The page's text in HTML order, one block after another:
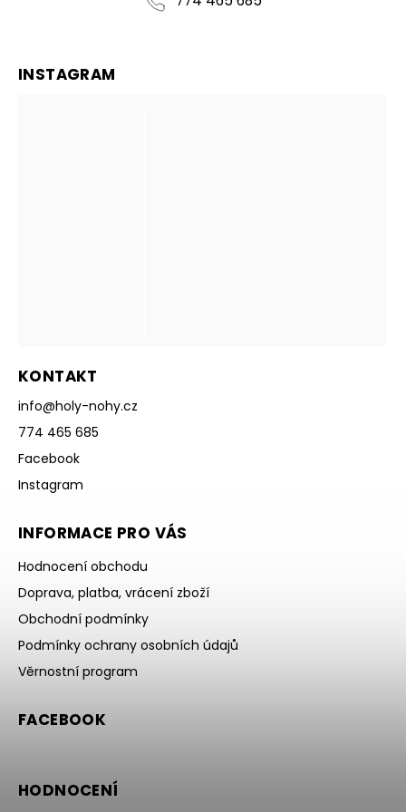
KONTAKT
info@holy-nohy.cz
774 465 685
Facebook
Instagram
INFORMACE PRO VÁS
Hodnocení obchodu
Doprava, platba, vrácení zboží
Obchodní podmínky
Podmínky ochrany osobních údajů
Věrnostní program
FACEBOOK
INSTAGRAM
HODNOCENÍ